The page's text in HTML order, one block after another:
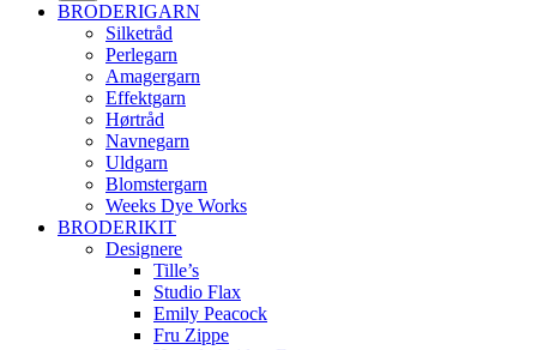
BRODERIGARN
Silketråd
Perlegarn
Amagergarn
Effektgarn
Hørtråd
Navnegarn
Uldgarn
Blomstergarn
Weeks Dye Works
BRODERIKIT
Designere
Tille’s
Studio Flax
Emily Peacock
Fru Zippe